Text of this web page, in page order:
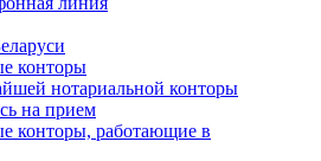
конторы
нотариальной конторы
на прием
конторы, работающие в